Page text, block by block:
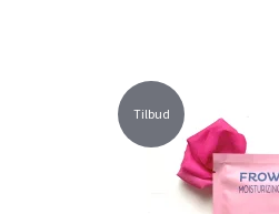
Tilbud